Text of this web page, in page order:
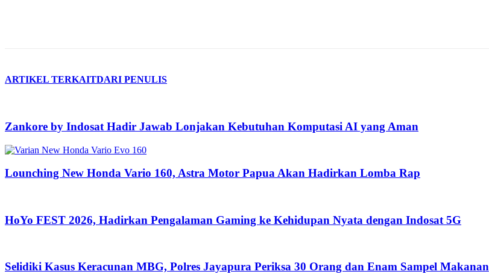
ARTIKEL TERKAITDARI PENULIS
Zankore by Indosat Hadir Jawab Lonjakan Kebutuhan Komputasi AI yang Aman
Lounching New Honda Vario 160, Astra Motor Papua Akan Hadirkan Lomba Rap
HoYo FEST 2026, Hadirkan Pengalaman Gaming ke Kehidupan Nyata dengan Indosat 5G
Selidiki Kasus Keracunan MBG, Polres Jayapura Periksa 30 Orang dan Enam Sampel Makanan